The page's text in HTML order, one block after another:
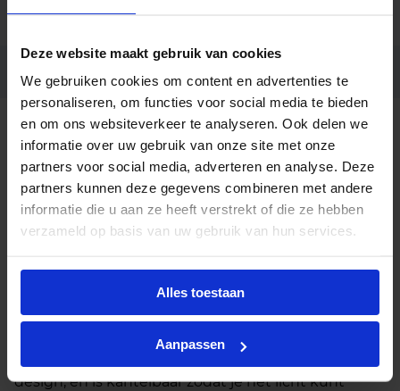
Deze website maakt gebruik van cookies
We gebruiken cookies om content en advertenties te
personaliseren, om functies voor social media te bieden
en om ons websiteverkeer te analyseren. Ook delen we
informatie over uw gebruik van onze site met onze
partners voor social media, adverteren en analyse. Deze
partners kunnen deze gegevens combineren met andere
informatie die u aan ze heeft verstrekt of die ze hebben
verzameld op basis van uw gebruik van hun services.
Alles toestaan
Aanpassen
Garantie
Beschrijving
Deze slanke, ronde en kantelbare LED inbouwspot
in koper is een stijlvolle en energiezuinige
verlichtingsoplossing die een warme sfeer creëert
in moderne interieurs. De spot is dimbaar, waardoor
uitstekende kleurweergave is deze inbouwspot
ideaal voor diverse toepassingen.
De spot kenmerkt zich door een slank en elegant
design, en is kantelbaar zodat je het licht kunt